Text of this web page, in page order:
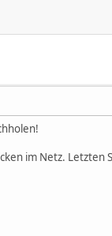
im Netz. Letzten